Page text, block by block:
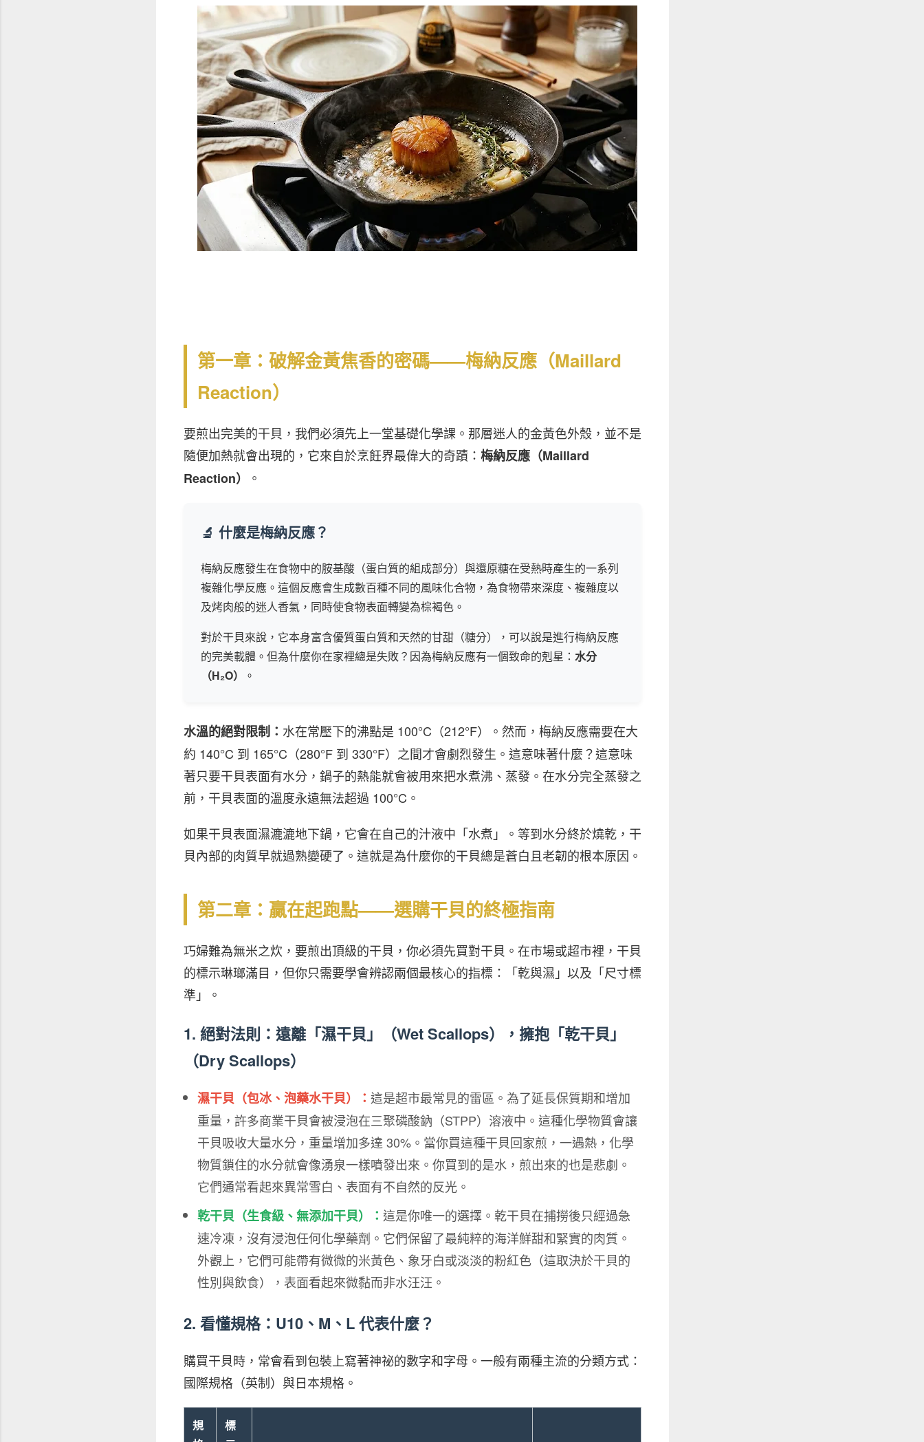
第一章：破解金黃焦香的密碼——梅納反應（Maillard
Reaction）
要煎出完美的干貝，我們必須先上一堂基礎化學課。那層迷人的金黃色外殼，並不是
隨便加熱就會出現的，它來自於烹飪界最偉大的奇蹟： 梅納反應（Maillard
Reaction）
。
🔬 什麼是梅納反應？
梅納反應發生在食物中的胺基酸（蛋白質的組成部分）與還原糖在受熱時產生的一系列
複雜化學反應。這個反應會生成數百種不同的風味化合物，為食物帶來深度、複雜度以
及烤肉般的迷人香氣，同時使食物表面轉變為棕褐色。
對於干貝來說，它本身富含優質蛋白質和天然的甘甜（糖分），可以說是進行梅納反應
的完美載體。但為什麼你在家裡總是失敗？因為梅納反應有一個致命的剋星： 水分
（H₂O）
。
水溫的絕對限制： 水在常壓下的沸點是 100°C（212°F）。然而，梅納反應需要在大
約 140°C 到 165°C（280°F 到 330°F）之間才會劇烈發生。這意味著什麼？這意味
著只要干貝表面有水分，鍋子的熱能就會被用來把水煮沸、蒸發。在水分完全蒸發之
前，干貝表面的溫度永遠無法超過 100°C。
如果干貝表面濕漉漉地下鍋，它會在自己的汁液中「水煮」。等到水分終於燒乾，干
貝內部的肉質早就過熟變硬了。這就是為什麼你的干貝總是蒼白且老韌的根本原因。
第二章：贏在起跑點——選購干貝的終極指南
巧婦難為無米之炊，要煎出頂級的干貝，你必須先買對干貝。在市場或超市裡，干貝
的標示琳瑯滿目，但你只需要學會辨認兩個最核心的指標：「乾與濕」以及「尺寸標
準」。
1. 絕對法則：遠離「濕干貝」（Wet Scallops），擁抱「乾干貝」
（Dry Scallops）
濕干貝（包冰、泡藥水干貝）： 這是超市最常見的雷區。為了延長保質期和增加
重量，許多商業干貝會被浸泡在三聚磷酸鈉（STPP）溶液中。這種化學物質會讓
干貝吸收大量水分，重量增加多達 30%。當你買這種干貝回家煎，一遇熱，化學
物質鎖住的水分就會像湧泉一樣噴發出來。你買到的是水，煎出來的也是悲劇。
它們通常看起來異常雪白、表面有不自然的反光。
乾干貝（生食級、無添加干貝）： 這是你唯一的選擇。乾干貝在捕撈後只經過急
速冷凍，沒有浸泡任何化學藥劑。它們保留了最純粹的海洋鮮甜和緊實的肉質。
外觀上，它們可能帶有微微的米黃色、象牙白或淡淡的粉紅色（這取決於干貝的
性別與飲食），表面看起來微黏而非水汪汪。
2. 看懂規格：U10、M、L 代表什麼？
購買干貝時，常會看到包裝上寫著神祕的數字和字母。一般有兩種主流的分類方式：
國際規格（英制）與日本規格。
規
標